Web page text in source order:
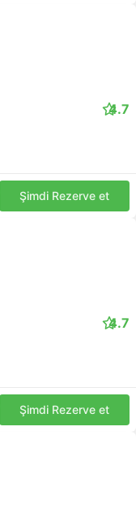
4.7
Şimdi Rezerve et
4.7
Şimdi Rezerve et